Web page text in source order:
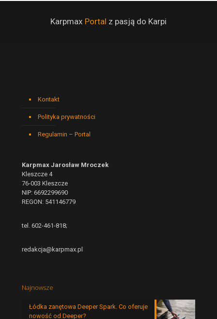
Karpmax Portal z pasją do Karpi
Kontakt
Polityka prywatności
Regulamin – Portal
Karpmax Jarosław Mroczek
Kleszcze 4
76-003 Kleszcze
NIP: 6692299690
REGON: 541146779
tel. 602-461-818;
redakcja@karpmax.pl
Najnowsze
Łódka zanętowa Deeper Spark. Co oferuje
nowość od Deeper?